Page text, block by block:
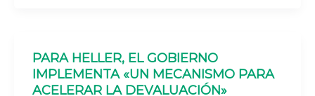
PARA HELLER, EL GOBIERNO
IMPLEMENTA «UN MECANISMO PARA
ACELERAR LA DEVALUACIÓN»